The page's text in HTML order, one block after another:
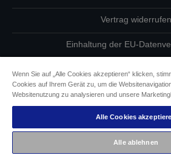
Vertrag widerrufen
Einhaltung der EU-
Informationen zu
Epson Engagement für
Copyright © 2026
Wenn Sie auf „Alle Cookies akzeptieren“ klicken,
Cookies auf Ihrem Gerät zu, um die
Websitenutzung zu analysieren und unsere
Alle Cookies
Alle ablehnen